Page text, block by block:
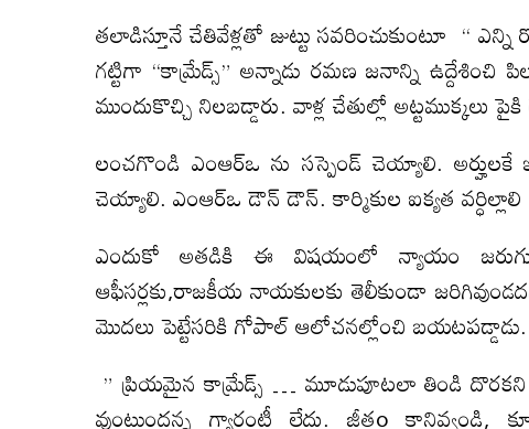
తలాడిస్తూనే చేతివేళ్లతో జుట్టు సవరించుకుంటూ “
గట్టిగా “కామ్రేడ్స్” అన్నాడు రమణ జనాన్ని ఉద్దేశించి
ముందుకొచ్చి నిలబడ్డారు. వాళ్ల చేతుల్లో
లంచగొండి ఎంఆర్ఒ ను సస్పెండ్ చెయ్యాలి. అర్హులకే
చెయ్యాలి. ఎంఆర్ఒ డౌన్ డౌన్. కార్మికుల ఐక్యత
ఎందుకో అతడికి ఈ విషయంలో న్యాయం
ఆఫీసర్లకు,రాజకీయ నాయకులకు తెలీకుండా
మొదలు పెట్టేసరికి గోపాల్ ఆలోచనల్లోంచి బయటపడ్డాడు.
” ప్రియమైన కామ్రేడ్స్ … మూడుపూటలా తిండి దొరకని
వుంటుందన్న గ్యారంటీ లేదు. జీతo కానివ్వండి,